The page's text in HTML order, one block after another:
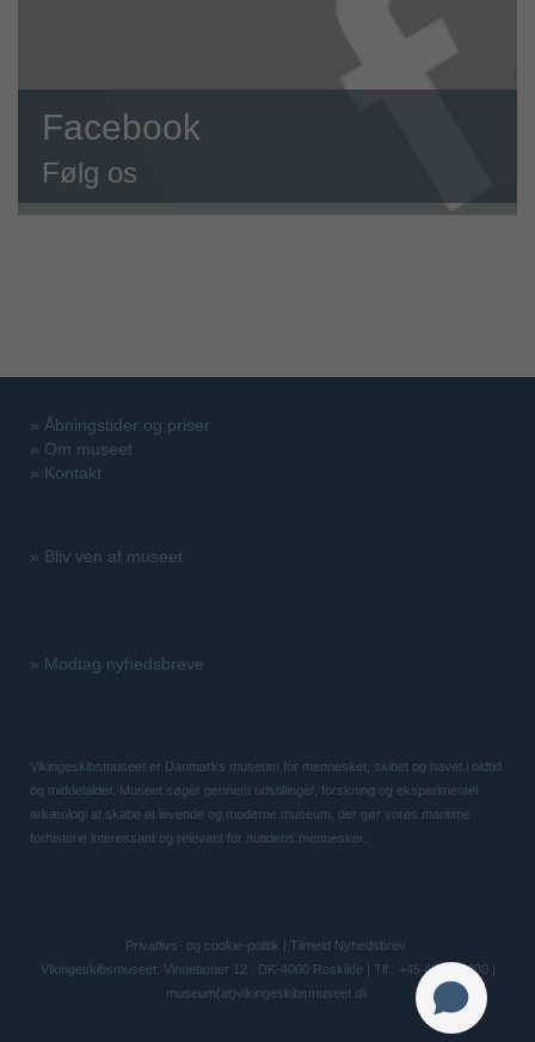
Facebook
Følg os
» Åbningstider og priser
» Om museet
» Kontakt
» Bliv ven af museet
» Modtag nyhedsbreve
Vikingeskibsmuseet er Danmarks museum for mennesket, skibet og havet i oldtid
og middelalder. Museet søger gennem udstillinger, forskning og eksperimentel
arkæologi at skabe et levende og moderne museum, der gør vores maritime
forhistorie interessant og relevant for nutidens mennesker.
Privatlivs- og cookie-politik | Tilmeld Nyhedsbrev
Vikingeskibsmuseet: Vindeboder 12 . DK-4000 Roskilde | Tlf.: +45 46 300 200 |
museum(at)vikingeskibsmuseet.dk